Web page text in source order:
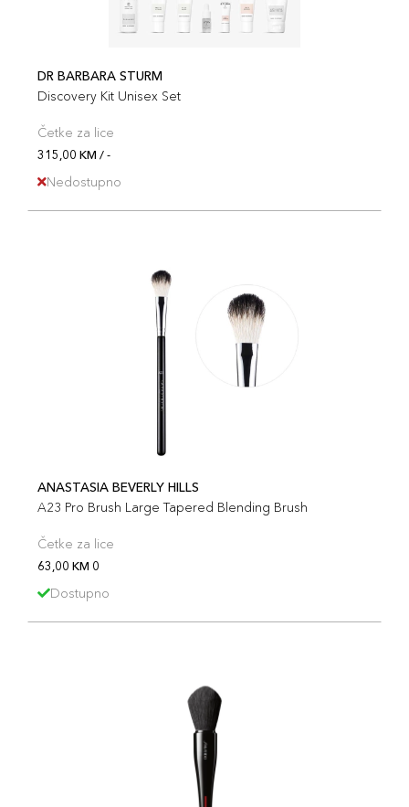
DR BARBARA STURM
Discovery Kit Unisex Set
Četke za lice
315,00 KM / -
Nedostupno
ANASTASIA BEVERLY HILLS
A23 Pro Brush Large Tapered Blending Brush
Četke za lice
63,00 KM 0
Dostupno